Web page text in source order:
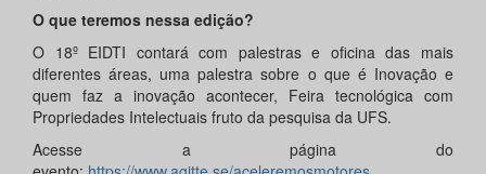
O que teremos nessa edição?
O 18º EIDTI contará com palestras e oficina das mais
diferentes áreas, uma palestra sobre o que é Inovação e
quem faz a inovação acontecer, Feira tecnológica com
Propriedades Intelectuais fruto da pesquisa da UFS.
Acesse a página do